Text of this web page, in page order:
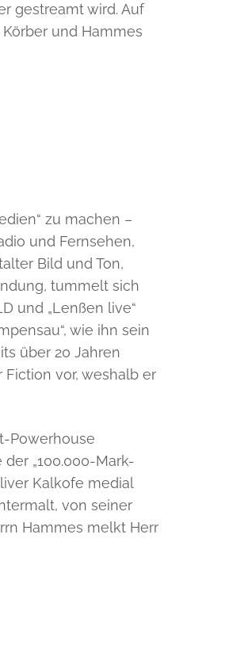
gestreamt wird. Auf
und Hammes
zu machen –
und Fernsehen,
Bild und Ton,
tummelt sich
und „Lenßen live“
wie ihn sein
über 20 Jahren
Fiction vor, weshalb er
Powerhouse
„100.000-Mark-
Kalkofe medial
von seiner
Hammes melkt Herr